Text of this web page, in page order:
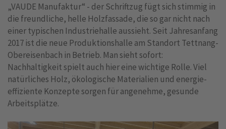
„VAUDE Manufaktur“ - der Schriftzug fügt sich stimmig in
die freundliche, helle Holzfassade, die so gar nicht nach
einer typischen Industriehalle aussieht. Seit Jahresanfang
2017 ist die neue Produktionshalle am Standort Tettnang-
Obereisenbach in Betrieb. Man sieht sofort:
Nachhaltigkeit spielt auch hier eine wichtige Rolle. Viel
natürliches Holz, ökologische Materialien und energie-
effiziente Konzepte sorgen für angenehme, gesunde
Arbeitsplätze.